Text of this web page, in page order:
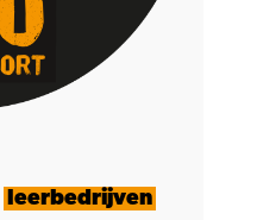
leerbedrijven